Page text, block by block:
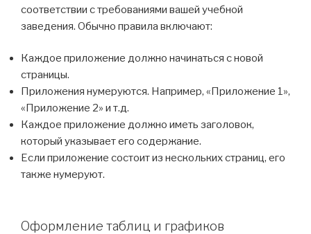
соответствии с требованиями вашей учебной
заведения. Обычно правила включают:
Каждое приложение должно начинаться с новой
страницы.
Приложения нумеруются. Например, «Приложение 1»,
«Приложение 2» и т.д.
Каждое приложение должно иметь заголовок,
который указывает его содержание.
Если приложение состоит из нескольких страниц, его
также нумеруют.
Оформление таблиц и графиков